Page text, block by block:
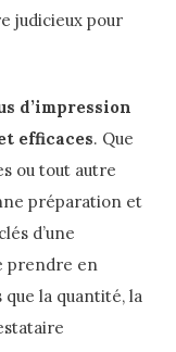
judicieux pour
d’impression
efficaces. Que
ou tout autre
préparation et
d’une
prendre en
que la quantité, la